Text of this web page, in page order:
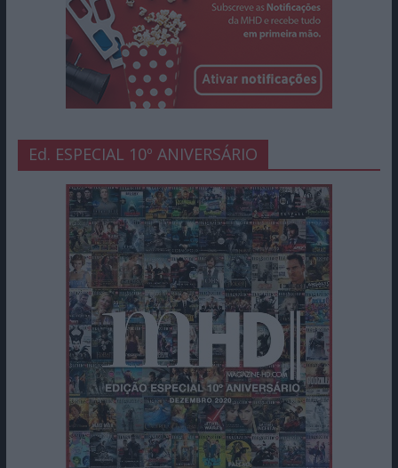
Ed. ESPECIAL 10º ANIVERSÁRIO